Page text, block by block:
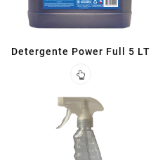
Detergente Power Full 5 LT